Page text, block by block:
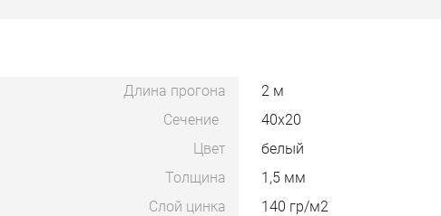
Длина прогона
2 м
Сечение
40х20
Цвет
белый
Толщина
1,5 мм
Слой цинка
140 гр/м2